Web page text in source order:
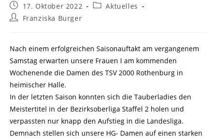
Beitrag
veröffentlicht:
17. Oktober 2022
Beitrags-
Aktuelles
Beitrags-
Franziska Burger
Nach einem erfolgreichen Saisonauftakt am vergangenem
Samstag erwarten unsere Frauen I am kommenden
Wochenende die Damen des TSV 2000 Rothenburg in
heimischer Halle.
In der letzten Saison konnten sich die Tauberladies den
Meistertitel in der Bezirksoberliga Staffel 2 holen und
verpassten nur knapp den Aufstieg in die Landesliga.
Demnach stellen sich unsere HG- Damen auf einen starken